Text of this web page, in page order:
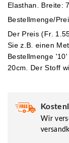
Elasthan. Breite:
Bestellmenge/
Der Preis (Fr.
Sie z.B. einen
Bestellmenge '10'
20cm. Der Stoff
Wir